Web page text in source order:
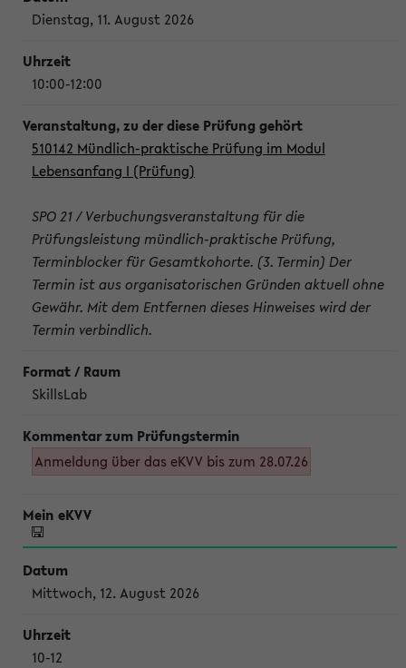
Dienstag, 11. August 2026
10:00-12:00
510142 Mündlich-praktische Prüfung im Modul
Lebensanfang I (Prüfung)
SPO 21 / Verbuchungsveranstaltung für die
Prüfungsleistung mündlich-praktische Prüfung,
Terminblocker für Gesamtkohorte. (3. Termin) Der
Termin ist aus organisatorischen Gründen aktuell ohne
Gewähr. Mit dem Entfernen dieses Hinweises wird der
Termin verbindlich.
SkillsLab
Anmeldung über das eKVV bis zum 28.07.26
Mittwoch, 12. August 2026
10-12